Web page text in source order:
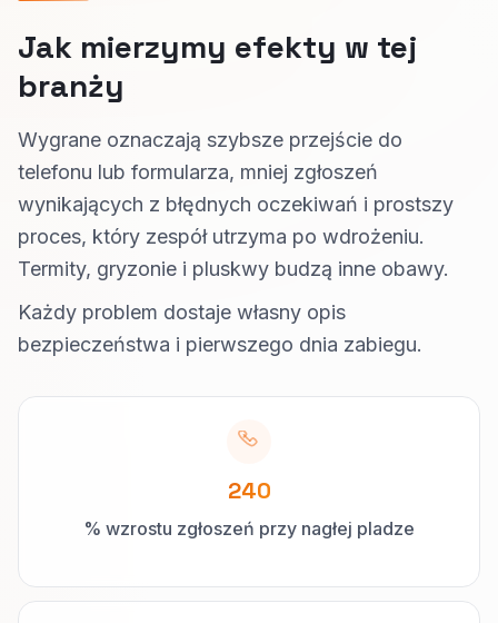
Jak mierzymy efekty w tej
branży
Wygrane oznaczają szybsze przejście do
telefonu lub formularza, mniej zgłoszeń
wynikających z błędnych oczekiwań i prostszy
proces, który zespół utrzyma po wdrożeniu.
Termity, gryzonie i pluskwy budzą inne obawy.
Każdy problem dostaje własny opis
bezpieczeństwa i pierwszego dnia zabiegu.
240
% wzrostu zgłoszeń przy nagłej pladze